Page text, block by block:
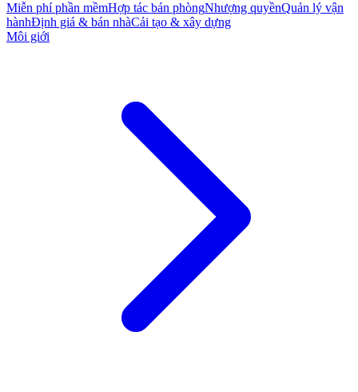
Miễn phí phần mềmHợp tác bán phòngNhượng quyềnQuản lý vận
hànhĐịnh giá & bán nhàCải tạo & xây dựng
Môi giới